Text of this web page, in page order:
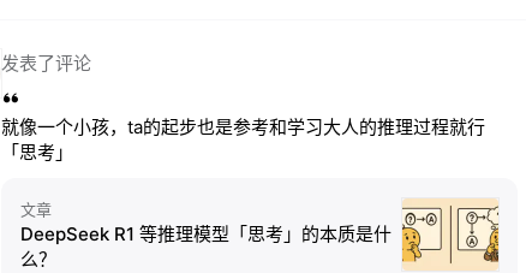
发表了评论
就像一个小孩，ta的起步也是参考和学习大人的推理过程就行
「思考」
文章
DeepSeek R1 等推理模型「思考」的本质是什
么？